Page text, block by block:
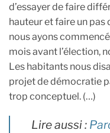
d’essayer de faire
hauteur et faire un pas
nous ayons
mois avant l’élection,
Les habitants nous
projet de démocratie
trop conceptuel. (…)
Lire aussi :